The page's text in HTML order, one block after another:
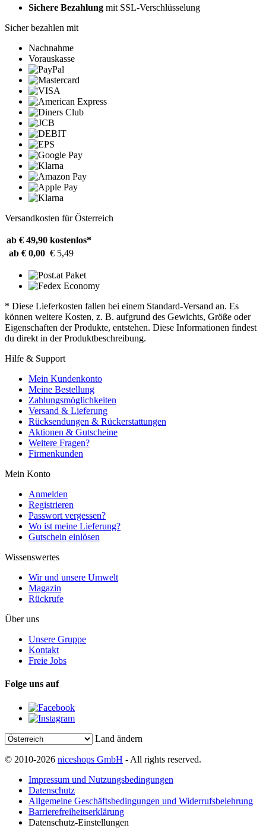
Sichere Bezahlung mit SSL-Verschlüsselung
Sicher bezahlen mit
Nachnahme
Vorauskasse
Versandkosten für Österreich
ab € 49,90 kostenlos*
ab € 0,00 € 5,49
* Diese Lieferkosten fallen bei einem Standard-Versand an. Es
können weitere Kosten, z. B. aufgrund des Gewichts, Größe oder
Eigenschaften der Produkte, entstehen. Diese Informationen findest
du direkt in der Produktbeschreibung.
Hilfe & Support
Mein Kundenkonto
Meine Bestellung
Zahlungsmöglichkeiten
Versand & Lieferung
Rücksendungen & Rückerstattungen
Aktionen & Gutscheine
Weitere Fragen?
Firmenkunden
Mein Konto
Anmelden
Registrieren
Passwort vergessen?
Wo ist meine Lieferung?
Gutschein einlösen
Wissenswertes
Wir und unsere Umwelt
Magazin
Rückrufe
Über uns
Unsere Gruppe
Kontakt
Freie Jobs
Folge uns auf
Land ändern
© 2010-2026 niceshops GmbH - All rights reserved.
Impressum und Nutzungsbedingungen
Datenschutz
Allgemeine Geschäftsbedingungen und Widerrufsbelehrung
Barrierefreiheitserklärung
Datenschutz-Einstellungen